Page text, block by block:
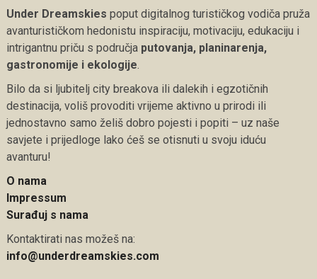
Under Dreamskies poput digitalnog turističkog vodiča pruža
avanturističkom hedonistu inspiraciju, motivaciju, edukaciju i
intrigantnu priču s područja putovanja, planinarenja,
gastronomije i ekologije
Bilo da si ljubitelj city breakova ili dalekih i egzotičnih
destinacija, voliš provoditi vrijeme aktivno u prirodi ili
jednostavno samo želiš dobro pojesti i popiti – uz naše
savjete i prijedloge lako ćeš se otisnuti u svoju iduću
avanturu!
O nama
Impressum
Surađuj s nama
Kontaktirati nas možeš na:
info@underdreamskies.com